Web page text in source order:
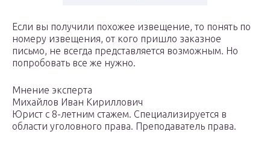
Если вы получили похожее извещение, то понять по
номеру извещения, от кого пришло заказное
письмо, не всегда представляется возможным. Но
попробовать все же нужно.
Мнение эксперта
Михайлов Иван Кириллович
Юрист с 8-летним стажем. Специализируется в
области уголовного права. Преподаватель права.